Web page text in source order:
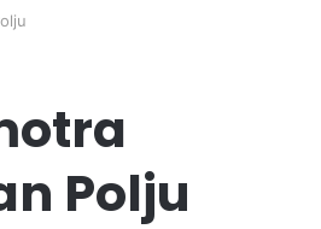
Polju